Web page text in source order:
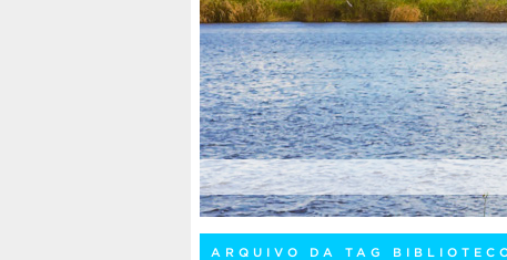
ARQUIVO DA TAG